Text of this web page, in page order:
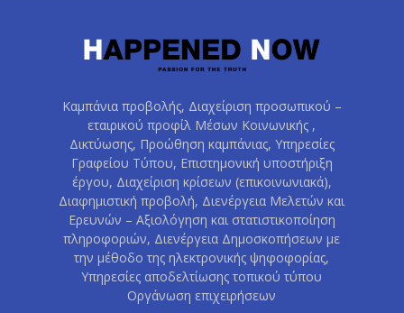
Καμπάνια προβολής, Διαχείριση προσωπικού –
εταιρικού προφίλ Μέσων Κοινωνικής ,
Δικτύωσης, Προώθηση καμπάνιας, Υπηρεσίες
Γραφείου Τύπου, Επιστημονική υποστήριξη
έργου, Διαχείριση κρίσεων (επικοινωνιακά),
Διαφημιστική προβολή, Διενέργεια Μελετών και
Ερευνών – Αξιολόγηση και στατιστικοποίηση
πληροφοριών, Διενέργεια Δημοσκοπήσεων με
την μέθοδο της ηλεκτρονικής ψηφοφορίας,
Υπηρεσίες αποδελτίωσης τοπικού τύπου
Οργάνωση επιχειρήσεων